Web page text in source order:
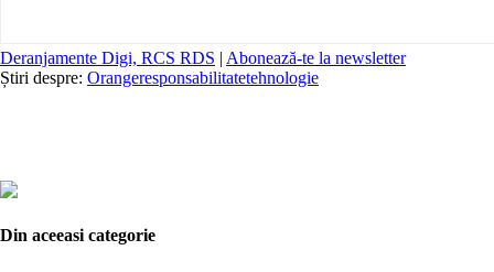
Deranjamente Digi, RCS RDS | Abonează-te la newsletter
Știri despre: Orangeresponsabilitatetehnologie
Din aceeasi categorie